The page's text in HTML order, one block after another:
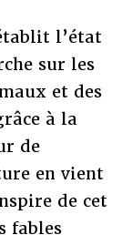
l’état
sur les
et des
à la
de
en vient
de cet
fables